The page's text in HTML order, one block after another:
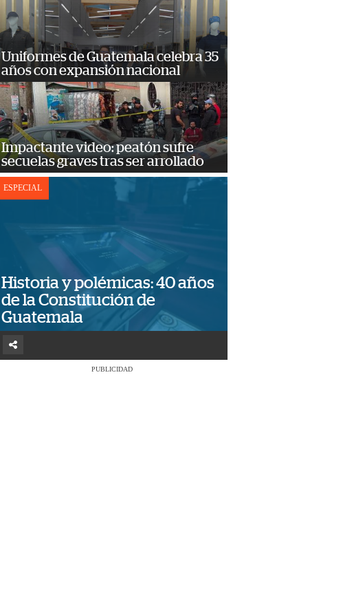
Uniformes de Guatemala celebra 35
años con expansión nacional
Impactante video: peatón sufre
secuelas graves tras ser arrollado
ESPECIAL
Historia y polémicas: 40 años
de la Constitución de
Guatemala
PUBLICIDAD